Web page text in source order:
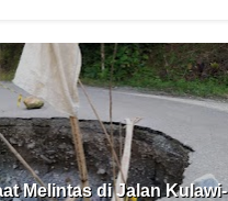
Melintas di Jalan Kulawi-